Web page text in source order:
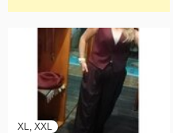
XL, XXL